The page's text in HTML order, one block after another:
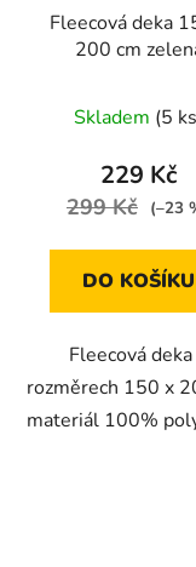
Fleecová deka
200 cm
Skladem (5
229 Kč
299 Kč (–23
DO KOŠÍKU
Fleecová
rozměrech 150 x
materiál 100%